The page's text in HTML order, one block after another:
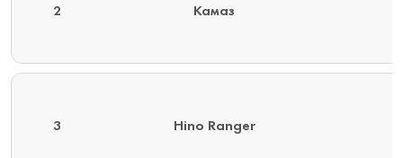
2 Камаз
3 Hino Ranger